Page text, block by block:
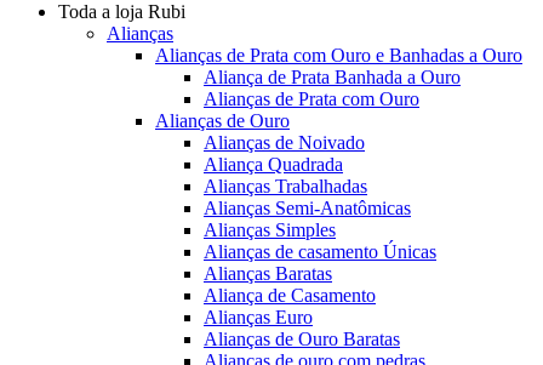
Toda a loja Rubi
Alianças
Alianças de Prata com Ouro e Banhadas a Ouro
Aliança de Prata Banhada a Ouro
Alianças de Prata com Ouro
Alianças de Ouro
Alianças de Noivado
Aliança Quadrada
Alianças Trabalhadas
Alianças Semi-Anatômicas
Alianças Simples
Alianças de casamento Únicas
Alianças Baratas
Aliança de Casamento
Alianças Euro
Alianças de Ouro Baratas
Alianças de ouro com pedras